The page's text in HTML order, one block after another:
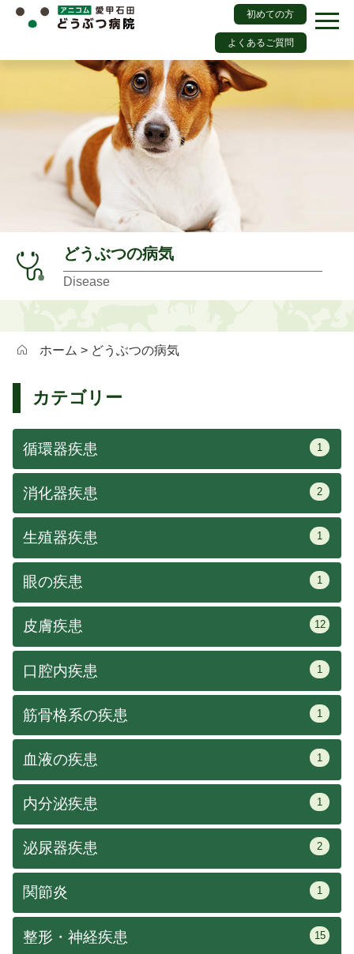
初めての方
よくあるご質問
どうぶつの病気
Disease
ホーム > どうぶつの病気
カテゴリー
循環器疾患 1
消化器疾患 2
生殖器疾患 1
眼の疾患 1
皮膚疾患 12
口腔内疾患 1
筋骨格系の疾患 1
血液の疾患 1
内分泌疾患 1
泌尿器疾患 2
関節炎 1
整形・神経疾患 15